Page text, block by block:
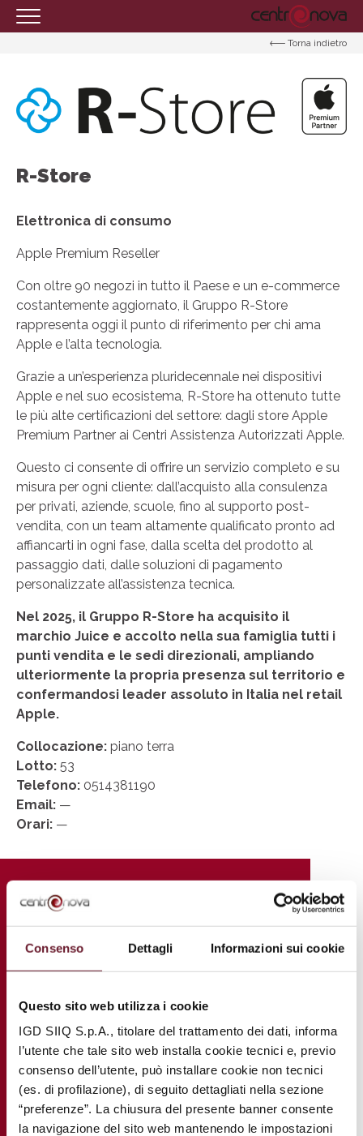
Consenso Dettagli Informazioni sui cookie
Questo sito web utilizza i cookie
IGD SIIQ S.p.A., titolare del trattamento dei dati, informa
l’utente che tale sito web installa cookie tecnici e, previo
consenso dell’utente, può installare cookie non tecnici
(es. di profilazione), di seguito dettagliati nella sezione
“preferenze”. La chiusura del presente banner consente
la navigazione del sito web mantenendo le impostazioni
ORARI
PROMOZIONI
IL TUO BUSINESS AL CENTRO
CONTATTI
Torna indietro
R-Store
Elettronica di consumo
Apple Premium Reseller
Con oltre 90 negozi in tutto il Paese e un e-commerce
costantemente aggiornato, il Gruppo R-Store
rappresenta oggi il punto di riferimento per chi ama
Apple e l’alta tecnologia.
Grazie a un’esperienza pluridecennale nei dispositivi
Apple e nel suo ecosistema, R-Store ha ottenuto tutte
le più alte certificazioni del settore: dagli store Apple
Premium Partner ai Centri Assistenza Autorizzati Apple.
Questo ci consente di offrire un servizio completo e su
misura per ogni cliente: dall’acquisto alla consulenza
per privati, aziende, scuole, fino al supporto post-
vendita, con un team altamente qualificato pronto ad
affiancarti in ogni fase, dalla scelta del prodotto al
passaggio dati, dalle soluzioni di pagamento
personalizzate all’assistenza tecnica.
Nel 2025, il Gruppo R-Store ha acquisito il
marchio Juice e accolto nella sua famiglia tutti i
punti vendita e le sedi direzionali, ampliando
ulteriormente la propria presenza sul territorio e
confermandosi leader assoluto in Italia nel retail
Apple.
Collocazione: piano terra
Lotto: 53
Telefono: 0514381190
Email: —
Orari: —